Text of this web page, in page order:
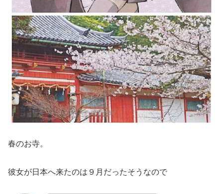
春のお寺。
彼女が日本へ来たのは９月だったそうなので